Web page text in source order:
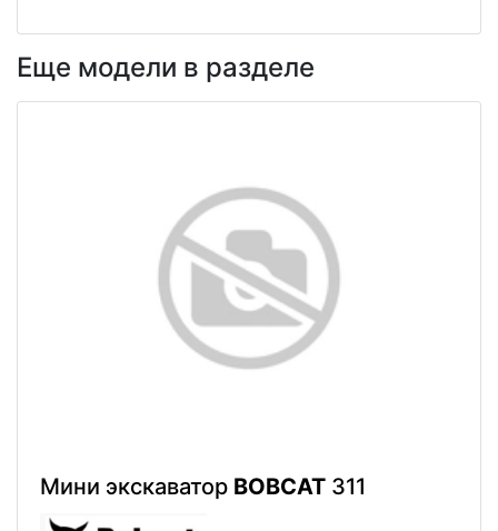
Еще модели в разделе
Мини экскаватор BOBCAT 311